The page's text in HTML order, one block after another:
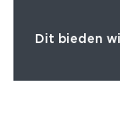
Dit bieden